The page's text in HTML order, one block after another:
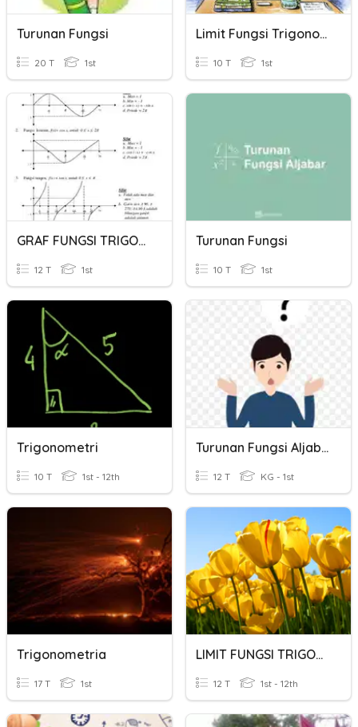
Turunan Fungsi
20 T 1st
Limit Fungsi Trigonometri 1
10 T 1st
GRAF FUNGSI TRIGONOMETRI
12 T 1st
Turunan Fungsi
10 T 1st
Trigonometri
10 T 1st - 12th
Turunan Fungsi Aljabar 1
12 T KG - 1st
Trigonometria
17 T 1st
LIMIT FUNGSI TRIGONOMETRI (SUSULAN)
12 T 1st - 12th